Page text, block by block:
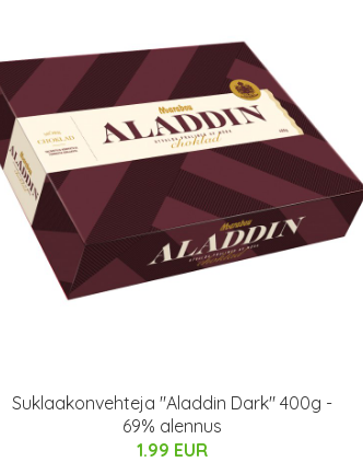
Suklaakonvehteja "Aladdin Dark" 400g -
69% alennus
1.99 EUR